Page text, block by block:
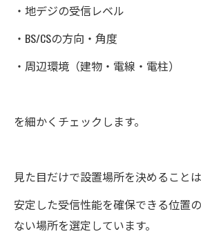
・地デジの受信レベル
・BS/CSの方向・角度
・周辺環境（建物・電線・電柱）
を細かくチェックします。
見た目だけで設置場所を決めることは
安定した受信性能を確保できる位置
ない場所を選定しています。